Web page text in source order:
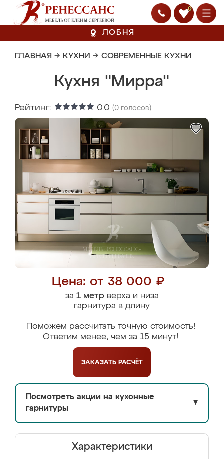
0
ЛОБНЯ
ГЛАВНАЯ → КУХНИ → СОВРЕМЕННЫЕ КУХНИ
Кухня "Мирра"
Рейтинг: 0.0 (0 голосов)
Цена: от 38 000 ₽
за 1 метрверха и низа
гарнитура в длину
Поможем рассчитать точную стоимость!
Ответим менее, чем за 15 минут!
ЗАКАЗАТЬ РАСЧЁТ
Посмотреть акции на кухонные
гарнитуры
▼
Характеристики